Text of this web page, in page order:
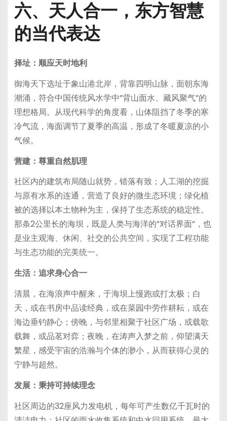
六、天人合一，东方智慧
的当代表达
择址：顺应天时地利
御海天下选址于象山港北岸，背靠四明山脉，面朝东海
潮涌，符合中国传统风水学中”背山面水、藏风聚气”的
理想格局。从现代科学的角度看，山体阻挡了冬季的寒
冷气流，海面调节了夏季的高温，形成了冬暖夏凉的小
气候。
营建：尊重自然肌理
社区内的建筑布局随山就势，错落有致；人工湖的挖掘
与原有水系的连通，营造了良好的微生态环境；绿化植
被的选择以本土物种为主，保持了生态系统的稳定性。
那条2公里长的海坝，既是人类与海洋的”对话界面”，也
是业主观海、休闲、社交的公共空间，实现了工程功能
与生态功能的完美统一。
生活：追求身心合一
清晨，在海浪声中醒来，于海坝上慢跑或打太极；白
天，或在书房中品读经典，或在菜园中劳作耕耘，或在
海边垂钓静心；傍晚，与邻里相聚于社区广场，或载歌
载舞，或品茗对弈；夜晚，在涛声入梦之前，仰望满天
繁星，感受宇宙的浩瀚与个体的渺小，从而获得心灵的
宁静与超然。
发展：秉持可持续理念
社区周边的32座风力发电机，每年可产生数亿千瓦时的